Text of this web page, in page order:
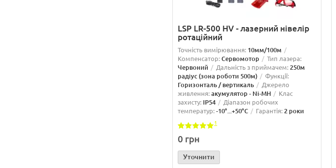
LSP LR-500 HV - лазерний нівелір
ротаційний
Точність вимірювання: 10мм/100м
Компенсатор:Сервомотор Тип лазера:
Червоний Дальність з приймачем:250м
радіус (зона роботи 500м)
Функції:
Горизонталь / вертикаль
Джерело
живлення:акумулятор - Ni-MH
Клас
захисту: IP54
Діапазон робочих
температур:-10°...+50°C Гарантія:2 роки
1
0 грн
Уточнити